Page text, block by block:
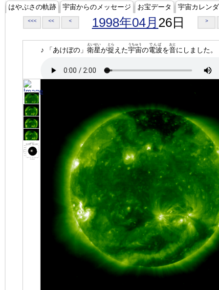
はやぶさの軌跡 宇宙からのメッセージ お宝データ 宇宙カレン
<<< << < 1998年04月 26日 >
♪ 「あけぼの」 衛星
えいせい
が捉
とら
えた宇宙
うちゅう
の電波
でんぱ
を音
おと
にしました。